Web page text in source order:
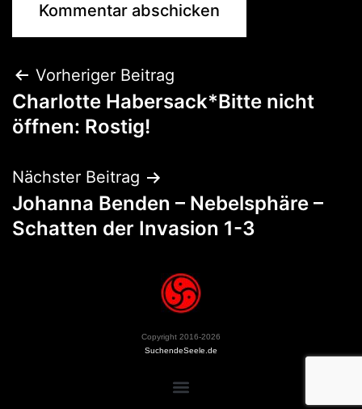
Vorheriger Beitrag
Charlotte Habersack*Bitte nicht
öffnen: Rostig!
Nächster Beitrag
Johanna Benden – Nebelsphäre –
Schatten der Invasion 1-3
Copyright 2016-2026
SuchendeSeele.de